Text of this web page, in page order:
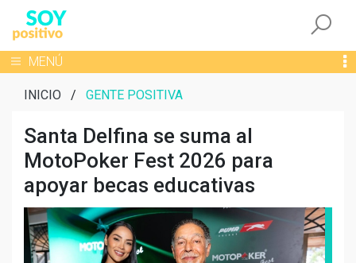
Toggle navigation
MENÚ
INICIO / GENTE POSITIVA
Santa Delfina se suma al
MotoPoker Fest 2026 para
apoyar becas educativas